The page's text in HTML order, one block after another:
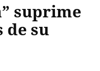
suprime
de su